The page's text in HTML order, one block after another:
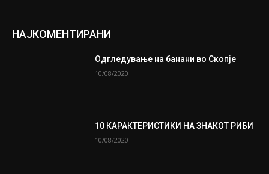
НАЈКОМЕНТИРАНИ
Одгледување на банани во Скопје
10/08/2020
10 КАРАКТЕРИСТИКИ НА ЗНАКОТ РИБИ
10/08/2020